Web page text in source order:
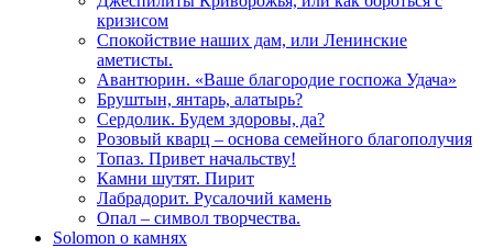
кризисом
Спокойствие наших дам, или Ленинские
аметисты.
Авантюрин. «Ваше благородие госпожа Удача»
Бруштын, янтарь, алатырь?
Сердолик. Будем здоровы, да?
Розовый кварц – основа семейного благополучия
Топаз. Привет начальству!
Камни шутят. Пирит
Лабрадорит. Русалочий камень
Опал – символ творчества.
Solomon о камнях